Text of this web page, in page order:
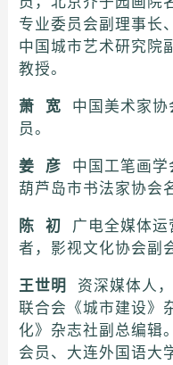
专业委员会副理事长
中国城市艺术研究院
教授。
萧 宽 中国美术家
员。
姜 彦 中国工笔画学
葫芦岛市书法家协会
陈 初 广电全媒体
者，影视文化协会副
王世明 资深媒体人
联合会《城市建设》
化》杂志社副总编辑
会员、大连外国语大